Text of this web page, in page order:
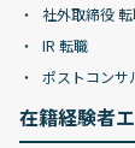
社外取締役
IR 転職
ポストコンサ
在籍経験者